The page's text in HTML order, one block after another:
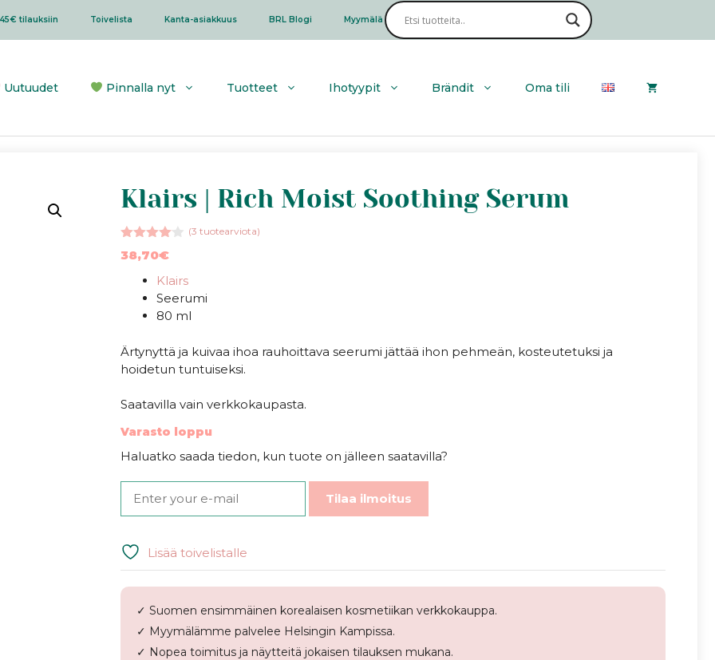
tilauksiin Toivelista Kanta-asiakkuus BRL Blogi Myymälä Haku
Uutuudet Pinnalla nyt Tuotteet Ihotyypit Brändit Oma tili
Klairs | Rich Moist Soothing Serum
4.00
5:stä
(3 tuotearviota)
38,70€
Klairs
Seerumi
80 ml
Ärtynyttä ja kuivaa ihoa rauhoittava seerumi jättää ihon pehmeän, kosteutetuksi ja
hoidetun tuntuiseksi.
Saatavilla vain verkkokaupasta.
Varasto loppu
Haluatko saada tiedon, kun tuote on jälleen saatavilla?
Tilaa ilmoitus
Lisää toivelistalle
✓ Suomen ensimmäinen korealaisen kosmetiikan verkkokauppa.
✓ Myymälämme palvelee Helsingin Kampissa.
✓ Nopea toimitus ja näytteitä jokaisen tilauksen mukana.